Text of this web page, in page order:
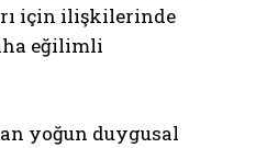
için ilişkilerinde
eğilimli
yoğun duygusal